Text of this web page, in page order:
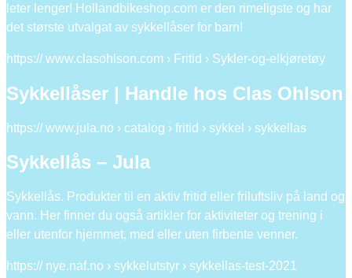
leter lenger! Hollandbikeshop.com er den rimeligste og har
det største utvalgat av sykkellåser for barn!
https:// www.clasohlson.com › Fritid › Sykler-og-elkjøretøy
Sykkellåser | Handle hos Clas Ohlson
https:// www.jula.no › catalog › fritid › sykkel › sykkellas
Sykkellås – Jula
Sykkellås. Produkter til en aktiv fritid eller friluftsliv på land og
vann. Her finner du også artikler for aktiviteter og trening i
eller utenfor hjemmet, med eller uten firbente venner.
https:// nye.naf.no › sykkelutstyr › sykkellas-test-2021